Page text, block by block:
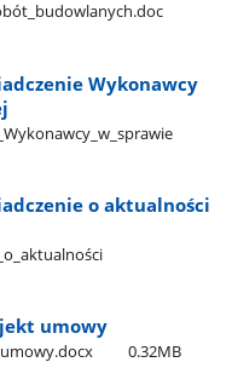
Wykonawcy
o aktualności
umowy
0.32MB